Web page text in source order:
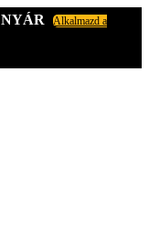
NYÁR
Alkalmazd a